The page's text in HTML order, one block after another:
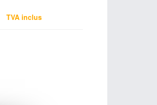
TVA inclus